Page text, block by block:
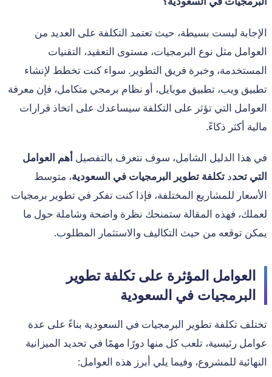
الإجابة ليست بسيطة، حيث تعتمد التكلفة على العديد من
العوامل مثل نوع البرمجيات، مستوى التعقيد، التقنيات
المستخدمة، وخبرة فريق التطوير. سواء كنت تخطط لإنشاء
تطبيق ويب، تطبيق موبايل، أو نظام برمجي متكامل، فإن معرفة
العوامل التي تؤثر على التكلفة سيساعدك على اتخاذ قرارات
مالية أكثر ذكاءً.
في هذا الدليل الشامل، سوف نتعرف بالتفصيل أهم العوامل
التي تحدد تكلفة تطوير البرمجيات في السعودية، متوسط
الأسعار للمشاريع المختلفة، فإذا كنت تفكر في تطوير برمجيات
لعملك، فهذه المقالة ستمنحك نظرة واضحة وشاملة حول ما
يمكن توقعه من حيث التكاليف والاستثمار المطلوب.
العوامل المؤثرة على تكلفة تطوير
البرمجيات في السعودية
تختلف تكلفة تطوير البرمجيات في السعودية بناءً على عدة
عوامل رئيسية، تلعب كل منها دورًا مهمًا في تحديد الميزانية
النهائية للمشروع، وفيما يلي أبرز هذه العوامل: